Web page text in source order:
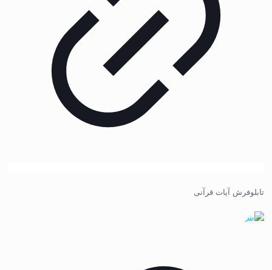
تابلوفرش آیات قرآنی